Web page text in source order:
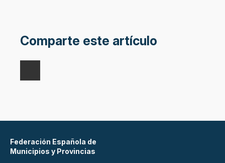
Comparte este artículo
Federación Española de
Municipios y Provincias